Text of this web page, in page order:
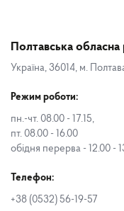
Полтавська обласна
Україна, 36014, м.
Режим роботи:
пн.-чт. 08.00 - 17.15,
пт. 08.00 - 16.00
обідня перерва - 12.00 -
Телефон:
+38 (0532) 56-19-57